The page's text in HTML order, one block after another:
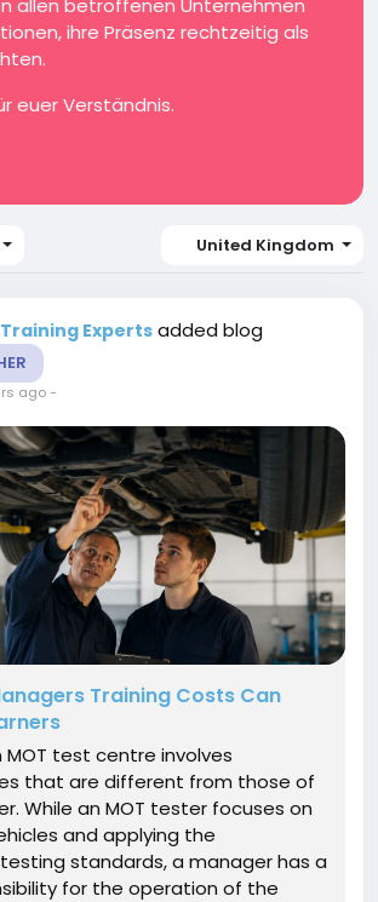
allen betroffenen Unternehmen
ihre Präsenz rechtzeitig als
euer Verständnis.
United Kingdom
Training Experts added blog
ago-
Training Costs Can
MOT test centre involves
that are different from those of
While an MOT tester focuses on
and applying the
standards, a manager has a
for the operation of the